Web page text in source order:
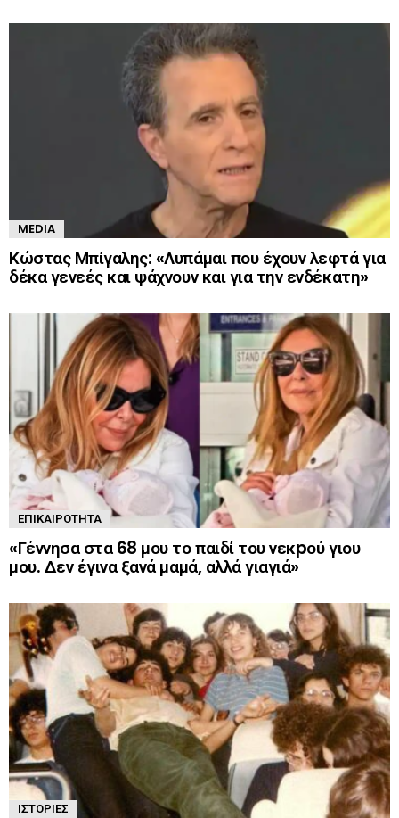
MEDIA
Κώστας Μπίγαλης: «Λυπάμαι που έχουν λεφτά για
δέκα γενεές και ψάχνουν και για την ενδέκατη»
ΕΠΙΚΑΙΡΌΤΗΤΑ
«Γέννησα στα 68 μου το παιδί του νεκpού γιου
μου. Δεν έγινα ξανά μαμά, αλλά γιαγιά»
ΙΣΤΟΡΊΕΣ